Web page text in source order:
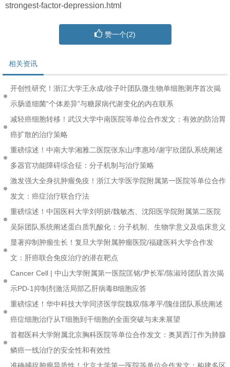
strongest-factor-depression.html
赞一个(2)
相关资讯
开创性研究！浙江大学王永成/徐子叶团队微生物单细胞测序首次揭
示肠道细菌“个体差异”与糖尿病代谢变化的内在联系
减轻癌细胞转移！武汉大学中南医院等单位合作发文：有效的防治胃
癌扩散的治疗策略
重磅综述！中南大学湘雅二医院张东山/李惠玲/谢宇欣团队系统阐述
多器官功能障碍综合征：分子机制与治疗策略
激发强大全身抗肿瘤免疫！浙江大学医学院附属第一医院等单位合作
发文：癌症治疗联合疗法
重磅综述！中国医科大学刘明妍/魏敏杰、沈阳医学院附属第二医院
吴际团队系统阐述蛋白质乳酸化：分子机制、生物学意义及临床意义
显著抑制肿瘤生长！复旦大学附属肿瘤医院/福建医科大学合作发
文：肝癌联合免疫治疗的潜在靶点
Cancer Cell | 中山大学附属第一医院匡铭/尹长军/陈淑玲团队首次揭
示PD-1抑制剂激活局部乙肝病毒B细胞应答
重磅综述！华中科技大学同济医学院魏双/陈孝平/隗佳团队系统阐述
癌症细胞治疗从T细胞到干细胞的全面突破与未来展望
首都医科大学附属北京胸科医院等单位合作发文：奥莫西汀作为肺腺
鳞癌一线治疗的安全性和有效性
准确捕捉肿瘤异质性！北京大学第一医院等单位合作发文：构建多区